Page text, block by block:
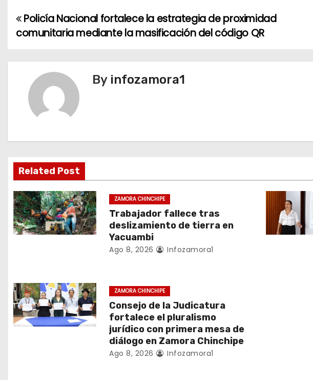
N
v
i
ó
n
d
e
n
t
Policía Nacional fortalece la estrategia de proximidad
comunitaria mediante la masificación del código QR
By infozamora1
Related Post
ZAMORA CHINCHIPE
Trabajador fallece tras
deslizamiento de tierra en
Yacuambi
Ago 8, 2026 Infozamora1
ZAMORA CHINCHIPE
Consejo de la Judicatura
fortalece el pluralismo
jurídico con primera mesa de
diálogo en Zamora Chinchipe
Ago 8, 2026 Infozamora1